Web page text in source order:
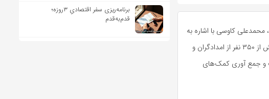
کاوسی با اشاره به
تمهیدات جمعیت هلال‌احمر خراسان جنوبی در راهپیمایی روز قدس اظهار داشت: بیش از ۳۵۰ نفر از امدادگران و
و جمع آوری کمک‌های
برنامه‌ریزی سفر اقتصادیِ ۳روزه؛
قدم‌به‌قدم